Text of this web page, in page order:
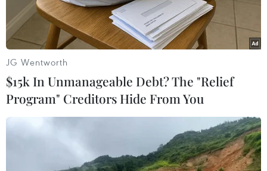
JG Wentworth
$15k In Unmanageable Debt? The "Relief
Program" Creditors Hide From You